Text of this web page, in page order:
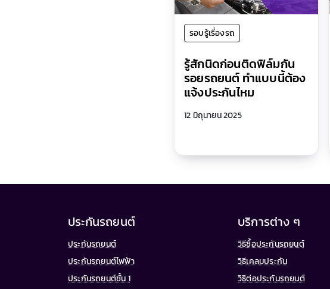
รอบรู้เรื่องรถ
รู้สักนิดก่อนติดฟิล์มกัน
รอยรถยนต์ ทำแบบนี้ต้อง
แจ้งประกันไหม
12 มิถุนายน 2025
ประกันรถยนต์
ประกันรถยนต์
ประกันรถยนต์ไฟฟ้า
ประกันรถยนต์ชั้น 1
บริการต่าง ๆ
วิธีซื้อประกันรถยนต์
วิธีเคลมประกัน
วิธีต่อประกันรถยนต์